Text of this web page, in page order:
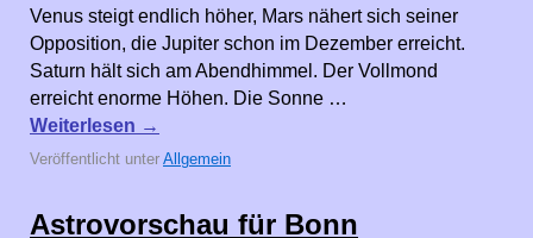
Venus steigt endlich höher, Mars nähert sich seiner
Opposition, die Jupiter schon im Dezember erreicht.
Saturn hält sich am Abendhimmel. Der Vollmond
erreicht enorme Höhen. Die Sonne …
Weiterlesen →
Veröffentlicht unter Allgemein
Astrovorschau für Bonn